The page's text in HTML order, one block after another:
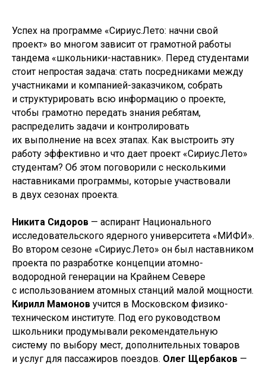
Успех на программе «Сириус.Лето: начни свой
проект» во многом зависит от грамотной работы
тандема «школьники-наставник». Перед студентами
стоит непростая задача: стать посредниками между
участниками и компанией-заказчиком, собрать
и структурировать всю информацию о проекте,
чтобы грамотно передать знания ребятам,
распределить задачи и контролировать
их выполнение на всех этапах. Как выстроить эту
работу эффективно и что дает проект «Сириус.Лето»
студентам? Об этом поговорили с несколькими
наставниками программы, которые участвовали
в двух сезонах проекта.
Никита Сидоров — аспирант Национального
исследовательского ядерного университета «МИФИ».
Во втором сезоне «Сириус.Лето» он был наставником
проекта по разработке концепции атомно-
водородной генерации на Крайнем Севере
с использованием атомных станций малой мощности.
Кирилл Мамонов учится в Московском физико-
техническом институте. Под его руководством
школьники продумывали рекомендательную
систему по выбору мест, дополнительных товаров
и услуг для пассажиров поездов. Олег Щербаков —